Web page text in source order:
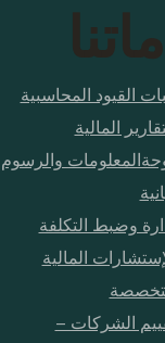
القيود المحاسبية
المالية
‫والرسوم‬
وضبط التكلفة‬
المالية
الشركات –